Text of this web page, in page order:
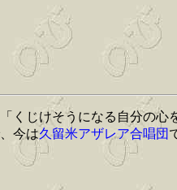
くじけそうになる自分の
今は久留米アザレア合唱団